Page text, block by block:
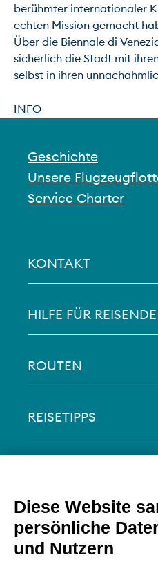
berühmter internationaler
echten Mission gemacht
Über die Biennale di
sicherlich die Stadt mit
selbst in ihren
INFO
Geschichte
Unsere
Service Charter
KONTAKT
HILFE FÜR REISENDE
ROUTEN
REISETIPPS
Via Paolo
Dossobuono di
Diese Website
persönliche
und Nutzern